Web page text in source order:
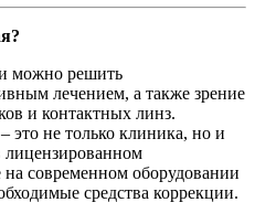
можно решить
лечением, а также зрение
и контактных линз.
не только клиника, но и
лицензированном
современном оборудовании
средства коррекции.